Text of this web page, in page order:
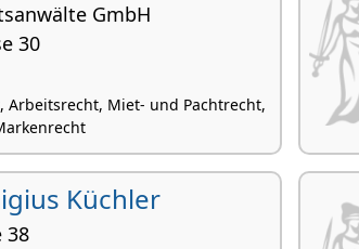
GmbH
30
Arbeitsrecht, Miet- und Pachtrecht,
Küchler
38